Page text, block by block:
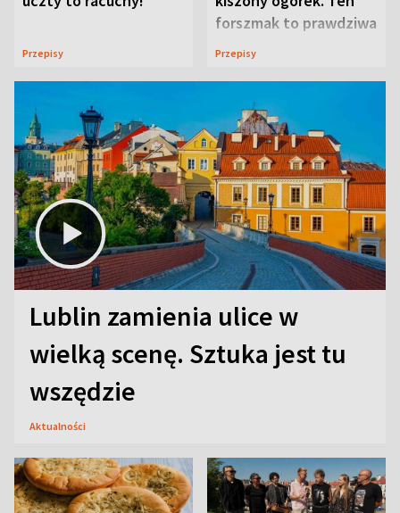
Przepisy
forszmak to prawdziwa
uczta
Przepisy
Lublin zamienia ulice w
wielką scenę. Sztuka jest tu
wszędzie
Aktualności